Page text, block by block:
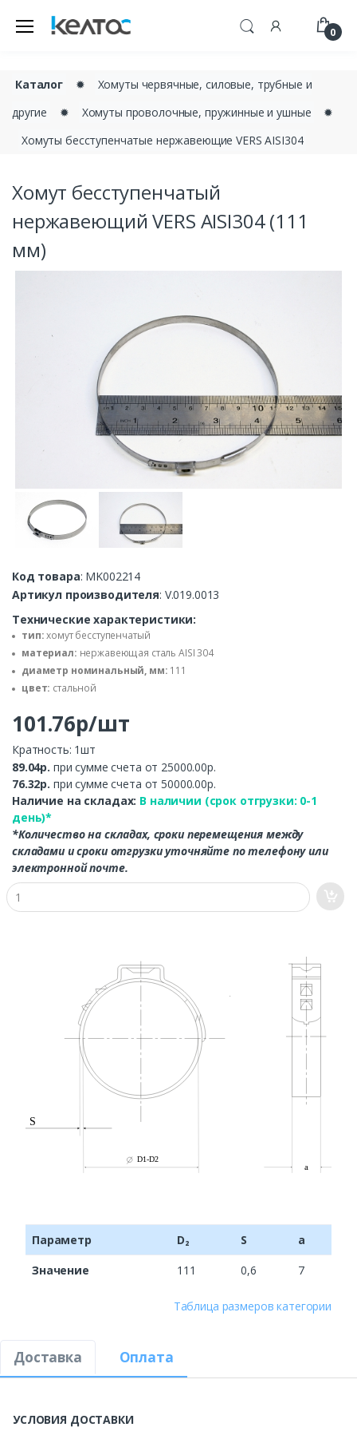
0
Каталог ✹
Хомуты червячные, силовые, трубные и
другие
✹ Хомуты проволочные, пружинные и ушные
✹
Хомуты бесступенчатые нержавеющие VERS AISI304
Хомут бесступенчатый
нержавеющий VERS AISI304 (111
мм)
Код товара: MK002214
Артикул производителя: V.019.0013
Технические характеристики:
тип:хомут бесступенчатый
материал: нержавеющая сталь AISI 304
диаметр номинальный, мм: 111
цвет: стальной
101.76р/шт
Кратность: 1шт
89.04р. при сумме счета от 25000.00р.
76.32р. при сумме счета от 50000.00р.
Наличие на складах: В наличии (срок отгрузки: 0-1
день)*
*Количество на складах, сроки перемещения между
складами и сроки отгрузки уточняйте по телефону или
электронной почте.
Параметр D₂ S
a
Значение
111 0,6 7
Таблица размеров категории
Доставка Оплата
УСЛОВИЯ ДОСТАВКИ